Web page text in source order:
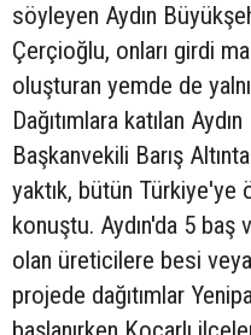
söyleyen Aydın
Çerçioğlu, onları girdi
oluşturan yemde de
Dağıtımlara katılan
Başkanvekili Barış
yaktık, bütün Türkiye'ye
konuştu. Aydın'da 5 baş
olan üreticilere besi
projede dağıtımlar